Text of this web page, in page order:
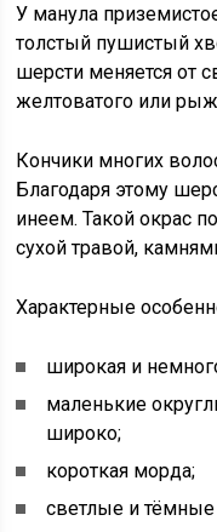
У манула
толстый пушистый
шерсти меняется от
желтоватого или
Кончики многих
Благодаря этому
инеем. Такой окрас
сухой травой,
Характерные
широкая и
маленькие
широко;
короткая морда;
светлые и